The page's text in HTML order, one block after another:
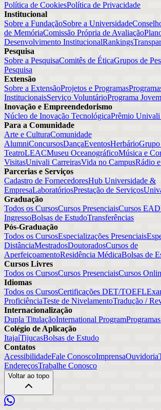
Política de CookiesPolítica de Privacidade
Institucional
Sobre a FundaçãoSobre a Universidade
de MemóriaComissão Própria de Avaliação
Desenvolvimento InstitucionalRankings
Pesquisa
Sobre a PesquisaComitês de ÉticaGrupos de
Pesquisa
Extensão
Sobre a ExtensãoProjetos e Programas
InstitucionaisServiço VoluntárioPrograma
Inovação e Empreendedorismo
Núcleo de Inovação TecnológicaPrêmio
Para a Comunidade
Arte e CulturaComunidade
AlumniConcursosDançaEventosHerbárioGrupo
TeatroLEACMuseu OceanográficoMúsica e
VisitasUnivali CarreirasVida no CampusRádio
Parcerias e Serviços
Cadastro de FornecedoresHub Universidade &
EmpresaLaboratóriosPrestação de Serviços
Graduação
Todos os CursosCursos PresenciaisCursos EAD
IngressoBolsas de EstudoTransferências
Pós-Graduação
Todos os CursosEspecializações Presenciais
DistânciaMestradosDoutoradosCursos de
AperfeiçoamentoResidência MédicaBolsas de
Cursos Livres
Todos os CursosCursos PresenciaisCursos
Idiomas
Todos os CursosCertificações DET/TOEFL
ProficiênciaTeste de NivelamentoTradução /
Internacionalização
Dupla TitulaçãoInternational Program
Colégio de Aplicação
ItajaíTijucasBolsas de Estudo
Contatos
AcessibilidadeFale ConoscoImprensaOuvidoria
EndereçosTrabalhe Conosco
Voltar ao topo